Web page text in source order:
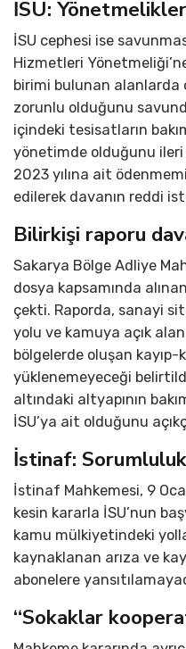
İSU:
İSU cephesi ise
Hizmetleri
birimi bulunan alanlarda
zorunlu olduğunu
içindeki tesisatların
yönetimde olduğunu ileri
2023 yılına ait
edilerek davanın reddi
Bilirkişi raporu
Sakarya Bölge Adliye
dosya kapsamında
çekti. Raporda, sanayi
yolu ve kamuya açık
bölgelerde oluşan
yüklenemeyeceği
altındaki altyapının
İSU’ya ait olduğunu
İstinaf: Sorumluluk
İstinaf Mahkemesi, 9
kesin kararla İSU’nun
kamu mülkiyetindeki
kaynaklanan arıza ve
abonelere
“Sokaklar